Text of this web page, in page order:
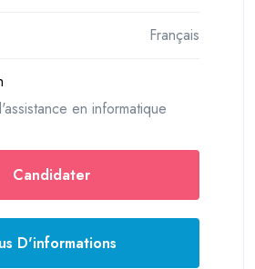
Français
en informatique
Candidater
D'informations